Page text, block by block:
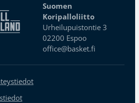
Suomen
Koripalloliitto
Urheilupuistontie 3
02200 Espoo
office@basket.fi